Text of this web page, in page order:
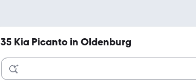
35 Kia Picanto in Oldenburg